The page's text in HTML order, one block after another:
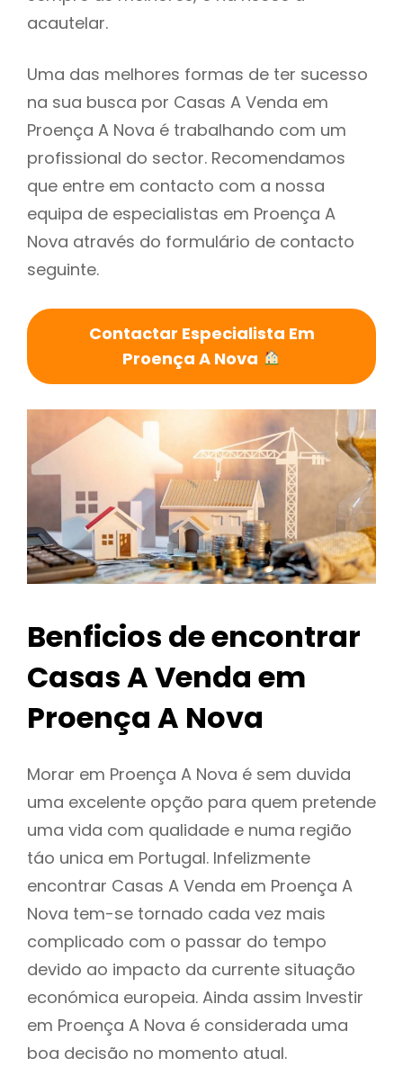
acautelar.
Uma das melhores formas de ter sucesso
na sua busca por Casas A Venda em
Proença A Nova é trabalhando com um
profissional do sector. Recomendamos
que entre em contacto com a nossa
equipa de especialistas em Proença A
Nova através do formulário de contacto
seguinte.
Contactar Especialista Em
Proença A Nova
Benficios de encontrar
Casas A Venda em
Proença A Nova
Morar em Proença A Nova é sem duvida
uma excelente opção para quem pretende
uma vida com qualidade e numa região
táo unica em Portugal. Infelizmente
encontrar Casas A Venda em Proença A
Nova tem-se tornado cada vez mais
complicado com o passar do tempo
devido ao impacto da currente situação
económica europeia. Ainda assim Investir
em Proença A Nova é considerada uma
boa decisão no momento atual.